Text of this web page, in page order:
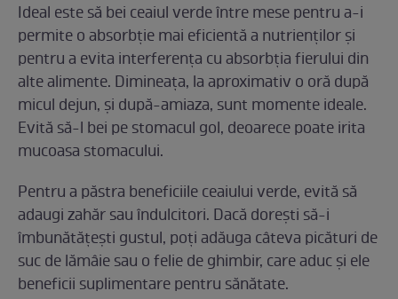
Ideal este să bei ceaiul verde între mese pentru a-i
permite o absorbție mai eficientă a nutrienților și
pentru a evita interferența cu absorbția fierului din
alte alimente. Dimineața, la aproximativ o oră după
micul dejun, și după-amiaza, sunt momente ideale.
Evită să-l bei pe stomacul gol, deoarece poate irita
mucoasa stomacului.
Pentru a păstra beneficiile ceaiului verde, evită să
adaugi zahăr sau îndulcitori. Dacă dorești să-i
îmbunătățești gustul, poți adăuga câteva picături de
suc de lămâie sau o felie de ghimbir, care aduc și ele
beneficii suplimentare pentru sănătate.